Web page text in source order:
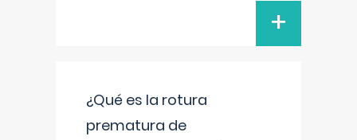
+
¿Qué es la rotura
prematura de